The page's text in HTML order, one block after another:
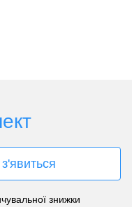
знижки